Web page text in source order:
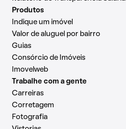
Produtos
Indique um imóvel
Valor de aluguel por bairro
Guias
Consórcio de Imóveis
Imovelweb
Trabalhe com a gente
Carreiras
Corretagem
Fotografia